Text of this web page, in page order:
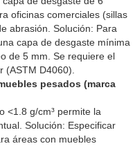
oficinas comerciales (sillas
abrasión. Solución: Para
capa de desgaste mínima
de 5 mm. Se requiere el
(ASTM D4060).
pesados (marca
<1.8 g/cm³ permite la
Solución: Especificar
áreas con muebles